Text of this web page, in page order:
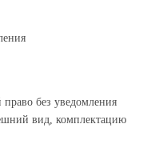
право без уведомления
вид, комплектацию